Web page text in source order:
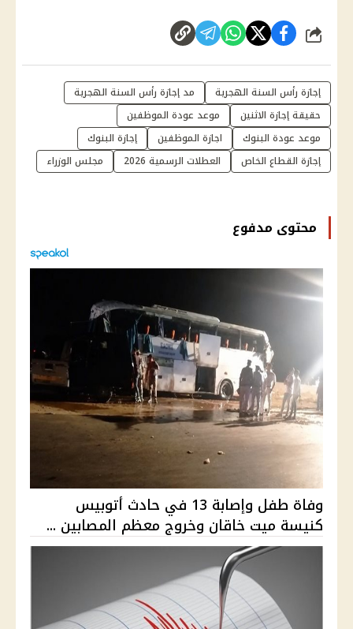
شارك
إجازة رأس السنة الهجرية
مد إجازة رأس السنة الهجرية
حقيقة إجازة الاثنين
موعد عودة الموظفين
موعد عودة البنوك
اجازة الموظفين
إجازة البنوك
إجازة القطاع الخاص
العطلات الرسمية 2026 مجلس الوزراء
محتوى مدفوع
وفاة طفل وإصابة 13 في حادث أتوبيس
كنيسة ميت خاقان وخروج معظم المصابين ...